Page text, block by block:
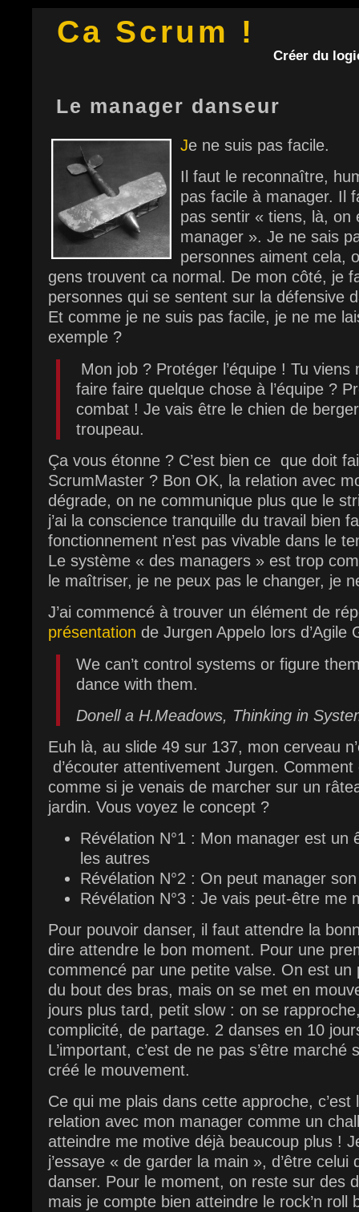
Ca Scrum !
Créer du
Le manager danseur
Je ne suis pas facile.
Il faut le reconnaître,
pas facile à manager. Il
pas sentir « tiens, là, on
manager ». Je ne sais
personnes aiment cela,
gens trouvent ca normal. De mon côté, je
personnes qui se sentent sur la défensive
Et comme je ne suis pas facile, je ne me
exemple ?
Mon job ? Protéger l’équipe ! Tu viens
faire faire quelque chose à l’équipe ?
combat ! Je vais être le chien de
troupeau.
Ça vous étonne ? C’est bien ce que doit
ScrumMaster ? Bon OK, la relation avec
dégrade, on ne communique plus que le
j’ai la conscience tranquille du travail bien
fonctionnement n’est pas vivable dans le
Le système « des managers » est trop
le maîtriser, je ne peux pas le changer, je
J’ai commencé à trouver un élément de
présentation de Jurgen Appelo lors d’Agile
We can’t control systems or figure
dance with them.
Donell a H.Meadows, Thinking in
Euh là, au slide 49 sur 137, mon cerveau
d’écouter attentivement Jurgen.
comme si je venais de marcher sur un
jardin. Vous voyez le concept ?
Révélation N°1 : Mon manager est un
les autres
Révélation N°2 : On peut manager
Révélation N°3 : Je vais peut-être me
Pour pouvoir danser, il faut attendre la
dire attendre le bon moment. Pour une
commencé par une petite valse. On est un
du bout des bras, mais on se met en
jours plus tard, petit slow : on se
complicité, de partage. 2 danses en 10
L’important, c’est de ne pas s’être marché
créé le mouvement.
Ce qui me plais dans cette approche, c’est
relation avec mon manager comme un
atteindre me motive déjà beaucoup plus !
j’essaye « de garder la main », d’être celui
danser. Pour le moment, on reste sur des
mais je compte bien atteindre le rock’n roll